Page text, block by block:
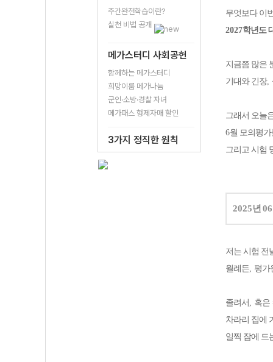
주간완전학습이란?
실천 비법 공개
메가스터디 사회공헌
함께하는 메가스터디
희망이룸 메가나눔
군인·소방·경찰 자녀
메가패스 형제자매 할인
3가지 정직한 원칙
무엇보다 이
2027학년도
지금쯤 많은
기대와 긴장,
그래서 오늘
6월 모의평
그리고 시험
2025년 06
저는 시험 전
월례든, 평가
졸려서 , 혹은
차라리 집에
일찍 잠에 드